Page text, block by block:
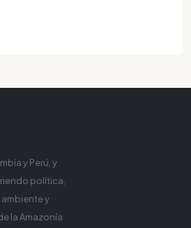
y Perú, y
política,
y
la Amazonía